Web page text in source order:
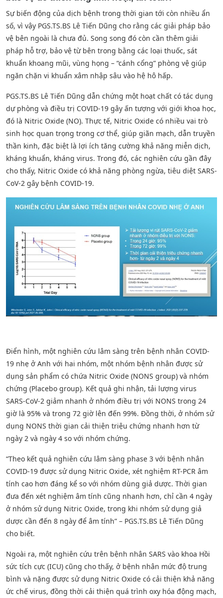
Sự biến động của dịch bệnh trong thời gian tới còn nhiều ẩn
số, vì vậy PGS.TS.BS Lê Tiến Dũng cho rằng các giải pháp bảo
vệ bên ngoài là chưa đủ. Song song đó còn cần thêm giải
pháp hỗ trợ, bảo vệ từ bên trong bằng các loại thuốc, sát
khuẩn khoang mũi, vùng họng – “cánh cổng” phòng vệ giúp
ngăn chặn vi khuẩn xâm nhập sâu vào hệ hô hấp.
PGS.TS.BS Lê Tiến Dũng dẫn chứng một hoạt chất có tác dụng
dự phòng và điều trị COVID-19 gây ấn tượng với giới khoa học,
đó là Nitric Oxide (NO). Thực tế, Nitric Oxide có nhiều vai trò
sinh học quan trọng trong cơ thể, giúp giãn mạch, dẫn truyền
thần kinh, đặc biệt là lợi ích tăng cường khả năng miễn dịch,
kháng khuẩn, kháng virus. Trong đó, các nghiên cứu gần đây
cho thấy, Nitric Oxide có khả năng phòng ngừa, tiêu diệt SARS-
CoV-2 gây bệnh COVID-19.
Điển hình, một nghiên cứu lâm sàng trên bệnh nhân COVID-
19 nhẹ ở Anh với hai nhóm, một nhóm bệnh nhân được sử
dụng sản phẩm có chứa Nitric Oxide (NONS group) và nhóm
chứng (Placebo group). Kết quả ghi nhận, tải lượng virus
SARS-CoV-2 giảm nhanh ở nhóm điều trị với NONS trong 24
giờ là 95% và trong 72 giờ lên đến 99%. Đồng thời, ở nhóm sử
dụng NONS thời gian cải thiện triệu chứng nhanh hơn từ
ngày 2 và ngày 4 so với nhóm chứng.
“Theo kết quả nghiên cứu lâm sàng phase 3 với bệnh nhân
COVID-19 được sử dụng Nitric Oxide, xét nghiệm RT-PCR âm
tính cao hơn đáng kể so với nhóm dùng giả dược. Thời gian
đưa đến xét nghiệm âm tính cũng nhanh hơn, chỉ cần 4 ngày
ở nhóm sử dụng Nitric Oxide, trong khi nhóm sử dụng giả
dược cần đến 8 ngày để âm tính” – PGS.TS.BS Lê Tiến Dũng
cho biết.
Ngoài ra, một nghiên cứu trên bệnh nhân SARS vào khoa Hồi
sức tích cực (ICU) cũng cho thấy, ở bệnh nhân mức độ trung
bình và nặng được sử dụng Nitric Oxide có cải thiện khả năng
ức chế virus, đồng thời cải thiện quá trình oxy hóa động mạch,